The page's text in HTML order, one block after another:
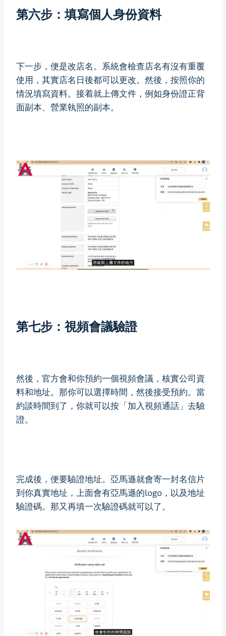
第六步：填寫個人身份資料
下一步，便是改店名。系統會檢查店名有沒有重覆
使用，其實店名日後都可以更改。然後，按照你的
情況填寫資料。接着就上傳文件，例如身份證正背
面副本、營業執照的副本。
第七步：視頻會議驗證
然後，官方會和你預約一個視頻會議，核實公司資
料和地址。那你可以選擇時間，然後接受預約。當
約談時間到了，你就可以按「加入視頻通話」去驗
證。
完成後，便要驗證地址。亞馬遜就會寄一封名信片
到你真實地址，上面會有亞馬遜的logo，以及地址
驗證碼。那又再填一次驗證碼就可以了。